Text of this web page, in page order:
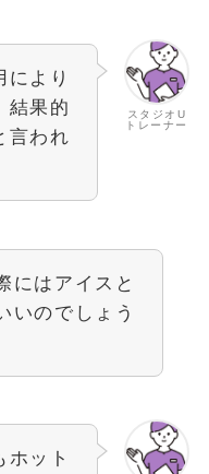
スタジオU
トレーナー
により
結果的
言われ
にはアイスと
いのでしょう
ホット